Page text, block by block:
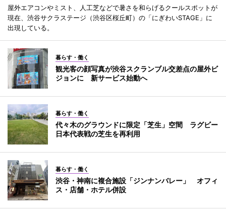
屋外エアコンやミスト、人工芝などで暑さを和らげるクールスポットが
現在、渋谷サクラステージ（渋谷区桜丘町）の「にぎわいSTAGE」に
出現している。
暮らす・働く
観光客の顔写真が渋谷スクランブル交差点の屋外ビ
ジョンに 新サービス始動へ
暮らす・働く
代々木のグラウンドに限定「芝生」空間 ラグビー
日本代表戦の芝生を再利用
暮らす・働く
渋谷・神南に複合施設「ジンナンバレー」 オフィ
ス・店舗・ホテル併設